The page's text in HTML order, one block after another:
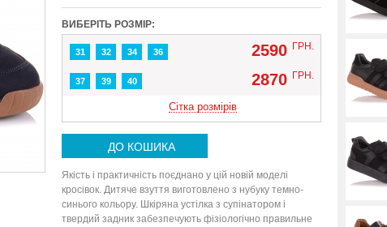
ВИБЕРІТЬ РОЗМІР:
31 32 34 36 2590 ГРН.
37 39 40 2870 ГРН.
Сітка розмірів
ДО КОШИКА
Якість і практичність поєднано у цій новій моделі
кросівок. Дитяче взуття виготовлено з нубуку темно-
синього кольору. Шкіряна устілка з супінатором і
твердий задник забезпечують фізіологічно правильне